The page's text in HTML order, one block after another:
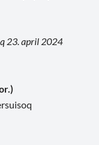
23. april 2024